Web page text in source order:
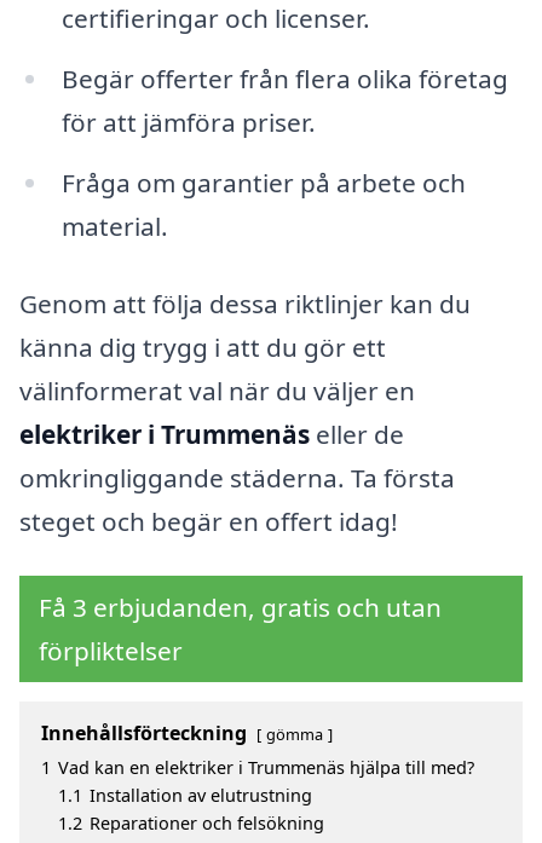
certifieringar och licenser.
Begär offerter från flera olika företag
för att jämföra priser.
Fråga om garantier på arbete och
material.
Genom att följa dessa riktlinjer kan du
känna dig trygg i att du gör ett
välinformerat val när du väljer en
elektriker i Trummenäs eller de
omkringliggande städerna. Ta första
steget och begär en offert idag!
Få 3 erbjudanden, gratis och utan
förpliktelser
Innehållsförteckning gömma
1 Vad kan en elektriker i Trummenäs hjälpa till med?
1.1 Installation av elutrustning
1.2 Reparationer och felsökning